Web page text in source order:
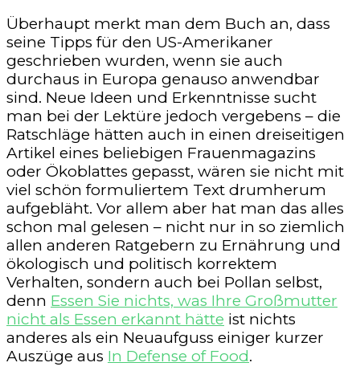
Überhaupt merkt man dem Buch an, dass
seine Tipps für den US-Amerikaner
geschrieben wurden, wenn sie auch
durchaus in Europa genauso anwendbar
sind. Neue Ideen und Erkenntnisse sucht
man bei der Lektüre jedoch vergebens – die
Ratschläge hätten auch in einen dreiseitigen
Artikel eines beliebigen Frauenmagazins
oder Ökoblattes gepasst, wären sie nicht mit
viel schön formuliertem Text drumherum
aufgebläht. Vor allem aber hat man das alles
schon mal gelesen – nicht nur in so ziemlich
allen anderen Ratgebern zu Ernährung und
ökologisch und politisch korrektem
Verhalten, sondern auch bei Pollan selbst,
denn Essen Sie nichts, was Ihre Großmutter
nicht als Essen erkannt hätte ist nichts
anderes als ein Neuaufguss einiger kurzer
Auszüge aus In Defense of Food.